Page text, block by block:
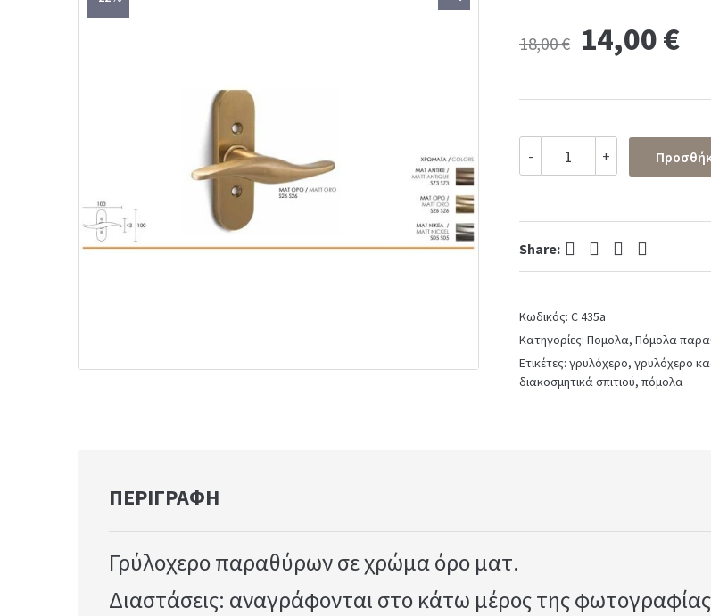
18,00€ Original
was:
18,00 €.
14,00€
is:
-
παραθύρων
No
+
Share: Facebook Twitter Pinterest LinkedIn
Κωδικός: C 435a
Κατηγορίες: Πομολα, Πόμολα
Ετικέτες: γρυλόχερο, γρυλόχερο
διακοσμητικά σπιτιού, πόμολα
ΠΕΡΙΓΡΑΦΉ
Γρύλοχερο παραθύρων σε χρώμα όρο ματ.
Διαστάσεις: αναγράφονται στο κάτω μέρος της